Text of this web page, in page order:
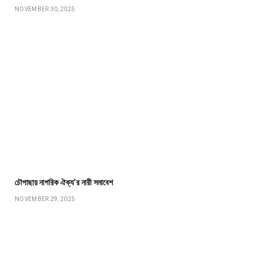
NOVEMBER 30, 2025
চৌগাছায় নাগরিক ঐক্য’র নারী সমাবেশ
NOVEMBER 29, 2025